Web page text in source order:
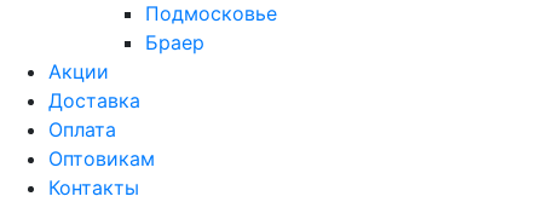
Подмосковье
Браер
Акции
Доставка
Оплата
Оптовикам
Контакты